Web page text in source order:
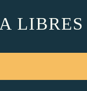
LIBRES